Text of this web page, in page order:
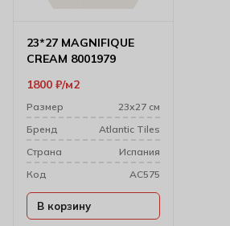
23*27 MAGNIFIQUE
CREAM 8001979
1800 ₽ м2
Размер
23х27 см
Бренд
Atlantic Tiles
Cтрана
Испания
Код
AC575
В корзину